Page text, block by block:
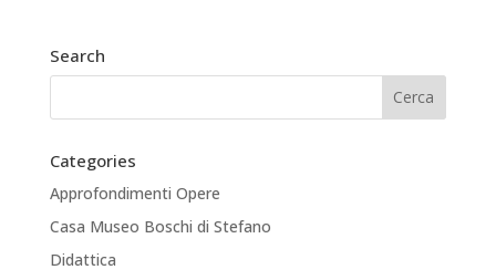
Search
Categories
Approfondimenti Opere
Casa Museo Boschi di Stefano
Didattica